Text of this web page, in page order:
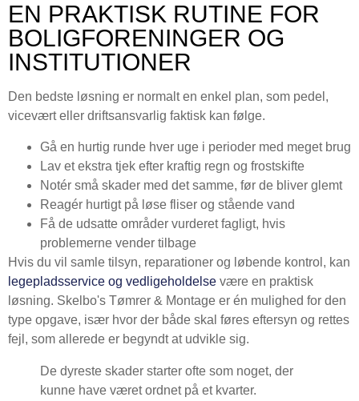
EN PRAKTISK RUTINE FOR
BOLIGFORENINGER OG
INSTITUTIONER
Den bedste løsning er normalt en enkel plan, som pedel,
vicevært eller driftsansvarlig faktisk kan følge.
Gå en hurtig runde hver uge i perioder med meget brug
Lav et ekstra tjek efter kraftig regn og frostskifte
Notér små skader med det samme, før de bliver glemt
Reagér hurtigt på løse fliser og stående vand
Få de udsatte områder vurderet fagligt, hvis
problemerne vender tilbage
Hvis du vil samle tilsyn, reparationer og løbende kontrol, kan
legepladsservice og vedligeholdelse være en praktisk
løsning. Skelbo's Tømrer & Montage er én mulighed for den
type opgave, især hvor der både skal føres eftersyn og rettes
fejl, som allerede er begyndt at udvikle sig.
De dyreste skader starter ofte som noget, der
kunne have været ordnet på et kvarter.